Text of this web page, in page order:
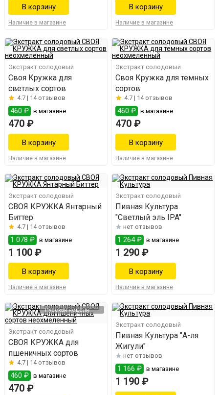
Наличие в магазине Наличие в магазине
Экстракт солодовый
Своя Кружка для
светлых сортов
4.7 | 14 отзывов
460 ₽ в магазине
470 ₽
Наличие в магазине
Экстракт солодовый
Своя Кружка для темных
сортов
4.7 | 14 отзывов
460 ₽ в магазине
470 ₽
Наличие в магазине
Экстракт солодовый
СВОЯ КРУЖКА Янтарный
Биттер
4.7 | 14 отзывов
1 078 ₽ в магазине
1 100 ₽
Наличие в магазине
Экстракт солодовый
Пивная Культура
"Светлый эль IPA"
нет отзывов
1 264 ₽ в магазине
1 290 ₽
Наличие в магазине
Русская неделя
Экстракт солодовый
СВОЯ КРУЖКА для
пшеничных сортов
4.7 | 14 отзывов
460 ₽ в магазине
470 ₽
Экстракт солодовый
Пивная Культура "А-ля
Жигули"
нет отзывов
1 166 ₽ в магазине
1 190 ₽